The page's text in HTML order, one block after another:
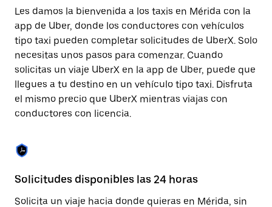
fecha.
Presiona
la
tecla Esc
para
cerrar
el
calendario.
Les damos la bienvenida a los taxis en Mérida con la
app de Uber, donde los conductores con vehículos
tipo taxi pueden completar solicitudes de UberX. Solo
necesitas unos pasos para comenzar. Cuando
solicitas un viaje UberX en la app de Uber, puede que
llegues a tu destino en un vehículo tipo taxi. Disfruta
el mismo precio que UberX mientras viajas con
conductores con licencia.
Solicitudes disponibles las 24 horas
Solicita un viaje hacia donde quieras en Mérida, sin